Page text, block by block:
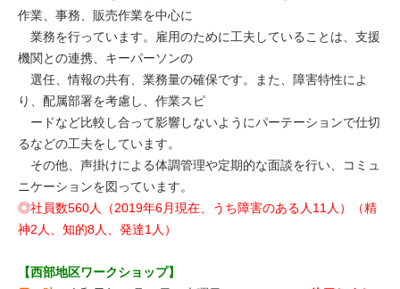
作業、事務、販売作業を中心に
業務を行っています。雇用のために工夫していることは、支援
機関との連携、キーパーソンの
選任、情報の共有、業務量の確保です。また、障害特性によ
り、配属部署を考慮し、作業スピ
ードなど比較し合って影響しないようにパーテーションで仕切
るなどの工夫をしています。
その他、声掛けによる体調管理や定期的な面談を行い、コミュ
ニケーションを図っています。
◎社員数560人（2019年6月現在、うち障害のある人11人）（精
神2人、知的8人、発達1人）
【西部地区ワークショップ】